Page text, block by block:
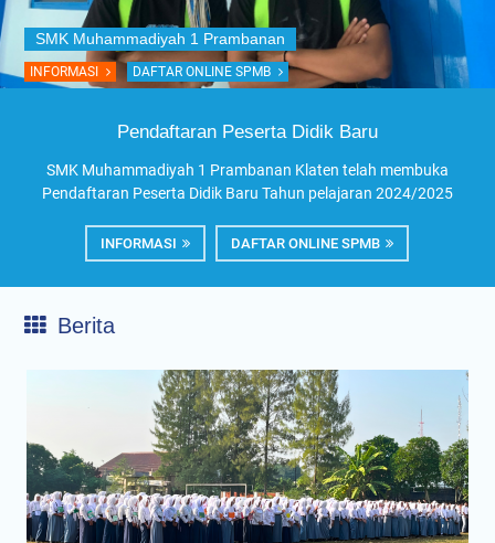
INFORMASI DAFTAR ONLINE SPMB
Pendaftaran Peserta Didik Baru
SMK Muhammadiyah 1 Prambanan Klaten telah membuka